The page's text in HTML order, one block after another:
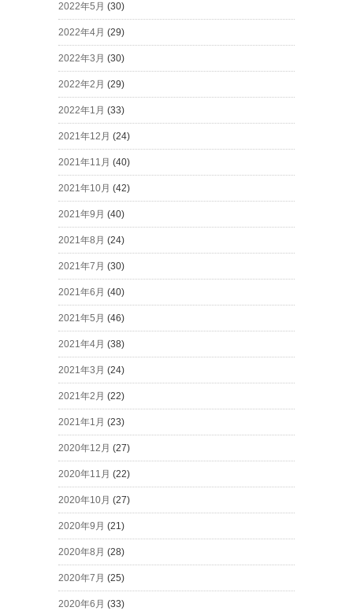
2022年5月 (30)
2022年4月 (29)
2022年3月 (30)
2022年2月 (29)
2022年1月 (33)
2021年12月 (24)
2021年11月 (40)
2021年10月 (42)
2021年9月 (40)
2021年8月 (24)
2021年7月 (30)
2021年6月 (40)
2021年5月 (46)
2021年4月 (38)
2021年3月 (24)
2021年2月 (22)
2021年1月 (23)
2020年12月 (27)
2020年11月 (22)
2020年10月 (27)
2020年9月 (21)
2020年8月 (28)
2020年7月 (25)
2020年6月 (33)